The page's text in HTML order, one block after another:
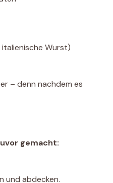
Wurst)
– denn nachdem es
gemacht:
und abdecken.